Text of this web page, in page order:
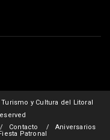
y Cultura del Litoral
Contacto
Aniversarios
Patronal